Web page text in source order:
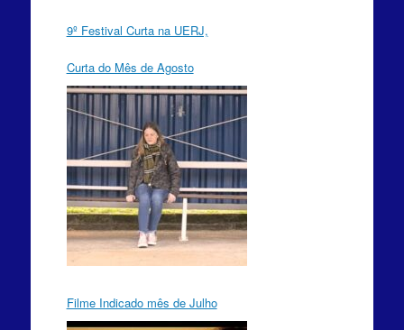
9º Festival Curta na UERJ,
Curta do Mês de Agosto
Filme Indicado mês de Julho